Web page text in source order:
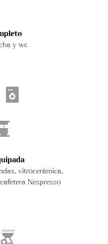
y wc
vitrocerámica,
Nespresso